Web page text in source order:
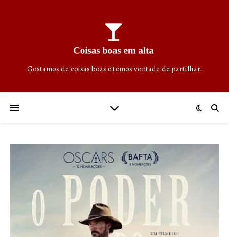
Gostamos de coisas boas e temos vontade de partilhar!